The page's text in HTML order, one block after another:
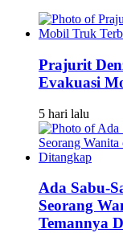
Prajurit
Evakuasi
5 hari lalu
Ada Sabu-
Seorang
Temannya